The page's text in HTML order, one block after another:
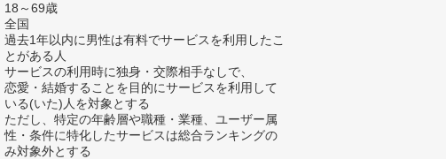
18～69歳
全国
過去1年以内に男性は有料でサービスを利用したこ
とがある人
サービスの利用時に独身・交際相手なしで、
恋愛・結婚することを目的にサービスを利用して
いる(いた)人を対象とする
ただし、特定の年齢層や職種・業種、ユーザー属
性・条件に特化したサービスは総合ランキングの
み対象外とする